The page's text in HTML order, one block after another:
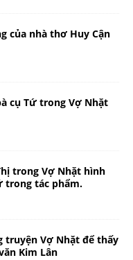
của nhà thơ Huy Cận
cụ Tứ trong Vợ Nhặt
trong Vợ Nhặt hình
tác phẩm.
truyện Vợ Nhặt để thấy
Kim Lân